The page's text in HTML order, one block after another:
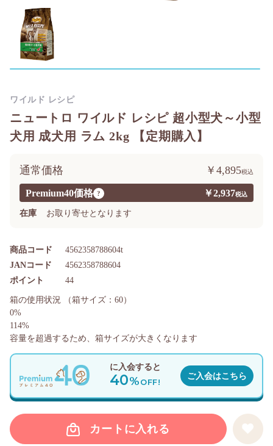
ニュートロ ワイルド レシピ 超小型犬～小型
犬用 成犬用 ラム 2kg 【定期購入】
Premium40価格 ? ￥2,937
通常価格 ￥4,895
在庫 お取り寄せとなります
商品コード 4562358788604t
ポイント 44
JANコード 4562358788604
カートに入れる
ワイルド レシピ
に入会すると
40%OFF!
ご入会はこちら
箱の使用状況
（箱サイズ：60）
0%
114%
容量を超過するため、箱サイズが大きくなります